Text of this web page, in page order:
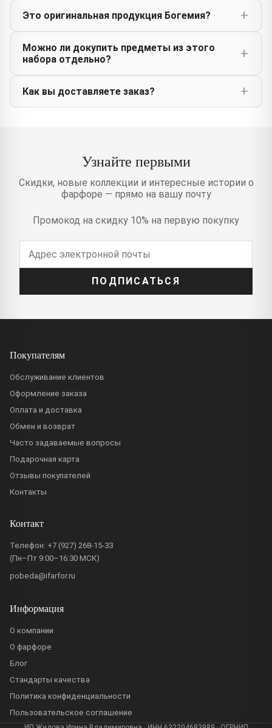
Это оригинальная продукция Богемия?
Можно ли докупить предметы из этого
набора отдельно?
Как вы доставляете заказ?
Узнайте первыми
Скидки, новые коллекции и интересные истории о
фарфоре — прямо на вашу почту
Промокод на скидку 10% на первую покупку
ПОДПИСАТЬСЯ
Покупателям
Обслуживание клиентов
Оформление заказа
Оплата и доставка
Обмен и возврат
Часто задаваемые вопросы
Подарочная карта
Отзывы покупателей
Контакты
Контакт
Телефон: +7 (927) 268-15-33
(Пн–Пт 9:00–16:30 МСК)
pobeda@ifarfor.ru
Информация
О компании
О фарфоре
Блог
Стандарты качества
Политика конфиденциальности
Пользовательское соглашение